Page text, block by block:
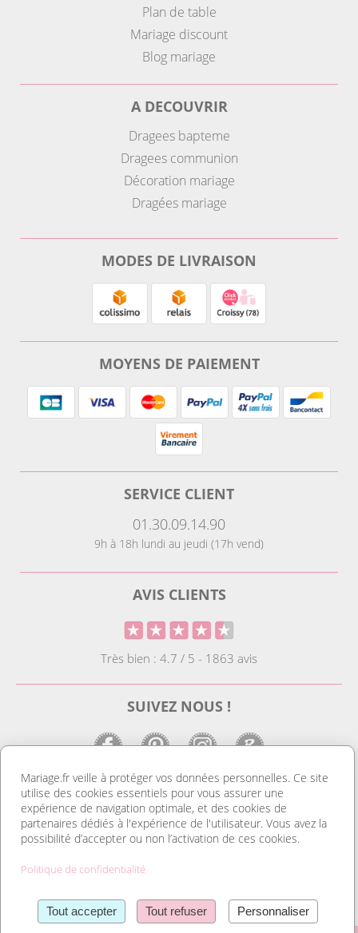
Plan de table
Mariage discount
Blog mariage
A DECOUVRIR
Dragees bapteme
Dragees communion
Décoration mariage
Dragées mariage
MODES DE LIVRAISON
MOYENS DE PAIEMENT
SERVICE CLIENT
01.30.09.14.90
9h à 18h lundi au jeudi (17h vend)
AVIS CLIENTS
Très bien : 4.7 / 5 - 1863 avis
SUIVEZ NOUS !
LE SITE DE LA DECO MARIAGE
Notre site est le spécialiste de la décoration mariage. Vous
trouverez des idées de déco pas cher ainsi que des housses de
marque place et de porte nom. Tout pour réussir une
également notre gamme de livres d’or, et d’urnes pas cher. Sans
oublier nos dragées mariage et nos contenants à dragées et
Lire la suite
Mariage.fr veille à protéger vos données personnelles. Ce site
utilise des cookies essentiels pour vous assurer une
expérience de navigation optimale, et des cookies de
partenaires dédiés à l'expérience de l'utilisateur. Vous avez la
possibilité d’accepter ou non l’activation de ces cookies.
Politique de confidentialité
Tout accepter Tout refuser Personnaliser